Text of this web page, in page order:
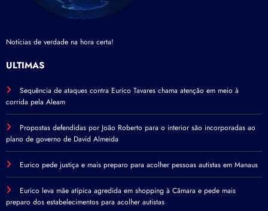
Notícias de verdade na hora certa!
ÚLTIMAS
Sequência de ataques contra Eurico Tavares chama atenção em meio à
corrida pela Aleam
Propostas defendidas por João Roberto para o interior são incorporadas ao
plano de governo de David Almeida
Eurico pede justiça e mais preparo para acolher pessoas autistas em Manaus
Eurico leva mãe atípica agredida em shopping à Câmara e pede mais
preparo dos estabelecimentos para acolher autistas